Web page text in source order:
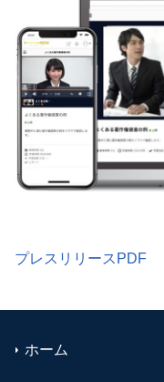
プレスリリースPDF
ホーム